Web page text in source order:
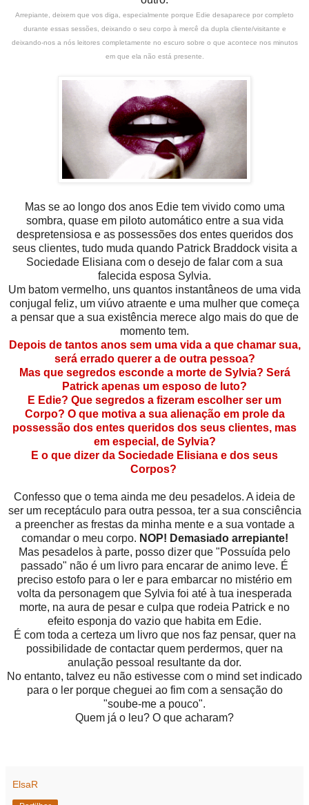
Arrepiante, deixem que vos diga, especialmente porque Edie desaparece por completo
durante essas sessões, deixando o seu corpo à mercê da dupla cliente/visitante e
deixando-nos a nós leitores completamente no escuro sobre o que acontece nos minutos
em que ela não está presente.
Mas se ao longo dos anos Edie tem vivido como uma
sombra, quase em piloto automático entre a sua vida
despretensiosa e as possessões dos entes queridos dos
seus clientes, tudo muda quando Patrick Braddock visita a
Sociedade Elisiana com o desejo de falar com a sua
falecida esposa Sylvia.
Um batom vermelho, uns quantos instantâneos de uma vida
conjugal feliz, um viúvo atraente e uma mulher que começa
a pensar que a sua existência merece algo mais do que de
momento tem.
Depois de tantos anos sem uma vida a que chamar sua,
será errado querer a de outra pessoa?
Mas que segredos esconde a morte de Sylvia? Será
Patrick apenas um esposo de luto?
E Edie? Que segredos a fizeram escolher ser um
Corpo? O que motiva a sua alienação em prole da
possessão dos entes queridos dos seus clientes, mas
em especial, de Sylvia?
E o que dizer da Sociedade Elisiana e dos seus
Corpos?
Confesso que o tema ainda me deu pesadelos. A ideia de
ser um receptáculo para outra pessoa, ter a sua consciência
a preencher as frestas da minha mente e a sua vontade a
comandar o meu corpo. NOP! Demasiado arrepiante!
Mas pesadelos à parte, posso dizer que "Possuída pelo
passado" não é um livro para encarar de animo leve. É
preciso estofo para o ler e para embarcar no mistério em
volta da personagem que Sylvia foi até à tua inesperada
morte, na aura de pesar e culpa que rodeia Patrick e no
efeito esponja do vazio que habita em Edie.
É com toda a certeza um livro que nos faz pensar, quer na
possibilidade de contactar quem perdermos, quer na
anulação pessoal resultante da dor.
No entanto, talvez eu não estivesse com o mind set indicado
para o ler porque cheguei ao fim com a sensação do
"soube-me a pouco".
Quem já o leu? O que acharam?
ElsaR